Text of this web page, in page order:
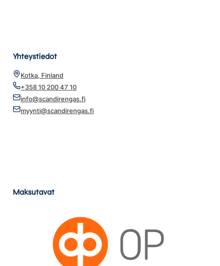
Yhteystiedot
Kotka, Finland
+358 10 200 47 10
info@scandirengas.fi
myynti@scandirengas.fi
Maksutavat